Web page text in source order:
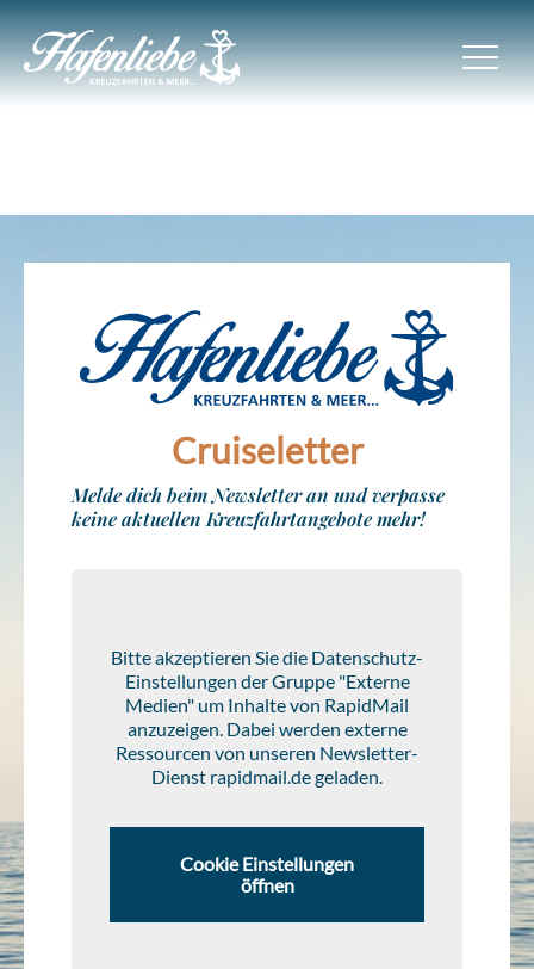
Cruiseletter
Melde dich beim Newsletter an und verpasse
keine aktuellen Kreuzfahrtangebote mehr!
Bitte akzeptieren Sie die Datenschutz-
Einstellungen der Gruppe "Externe
Medien" um Inhalte von RapidMail
anzuzeigen. Dabei werden externe
Ressourcen von unseren Newsletter-
Dienst rapidmail.de geladen.
Cookie Einstellungen
öffnen